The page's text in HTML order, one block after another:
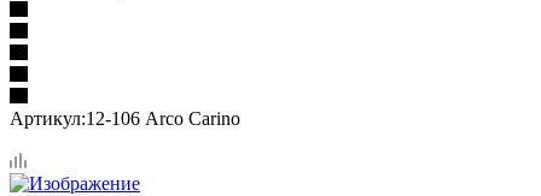
Артикул:12-106 Arco Carino